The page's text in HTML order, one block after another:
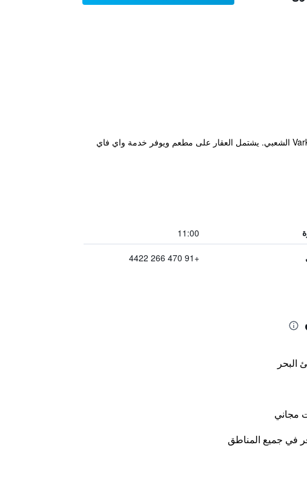
يقع منتجع Bluewater Beach وسط أشجار النخيل المتمايلة، ويوفر ملاذا هادئا على شاطئ البحر في شاطئ Varkala الشعبي. يشتمل العقار على مطعم ويوفر خدمة واي فاي
11:00
+91 470 266 4422
البحر
مجاني
في جميع المناطق